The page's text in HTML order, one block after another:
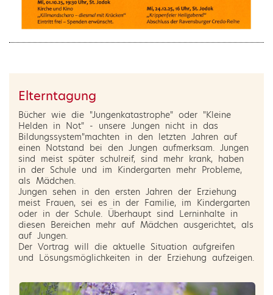
Elterntagung
Bücher wie die "Jungenkatastrophe" oder "Kleine
Helden in Not" - unsere Jungen nicht in das
Bildungssystem"machten in den letzten Jahren auf
einen Notstand bei den Jungen aufmerksam. Jungen
sind meist später schulreif, sind mehr krank, haben
in der Schule und im Kindergarten mehr Probleme,
als Mädchen.
Jungen sehen in den ersten Jahren der Erziehung
meist Frauen, sei es in der Familie, im Kindergarten
oder in der Schule. Überhaupt sind Lerninhalte in
diesen Bereichen mehr auf Mädchen ausgerichtet, als
auf Jungen.
Der Vortrag will die aktuelle Situation aufgreifen
und Lösungsmöglichkeiten in der Erziehung aufzeigen.